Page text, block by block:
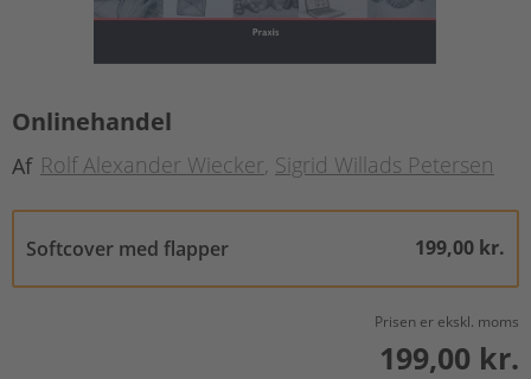
Onlinehandel
Af Rolf Alexander Wiecker Sigrid Willads Petersen
Softcover med flapper 199,00 kr.
Prisen er ekskl. moms
199,00 kr.